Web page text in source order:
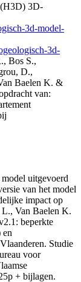
3D-
3d-model-
3d-
Bos S.,
D.,
Baelen K. &
van:
uitgevoerd
van het model
impact op
Van Baelen K.
beperkte
en
Studie
voor
+ bijlagen.